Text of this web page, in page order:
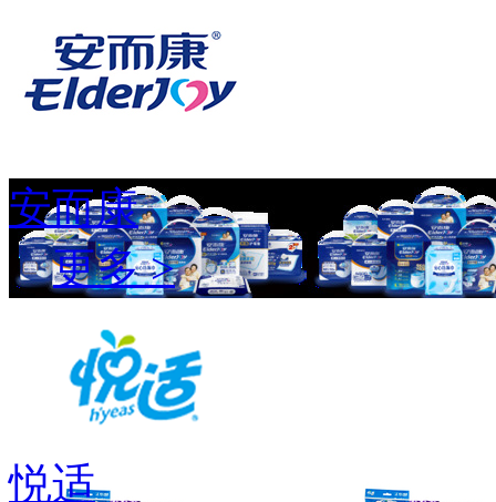
安而康
更多 >
悦适